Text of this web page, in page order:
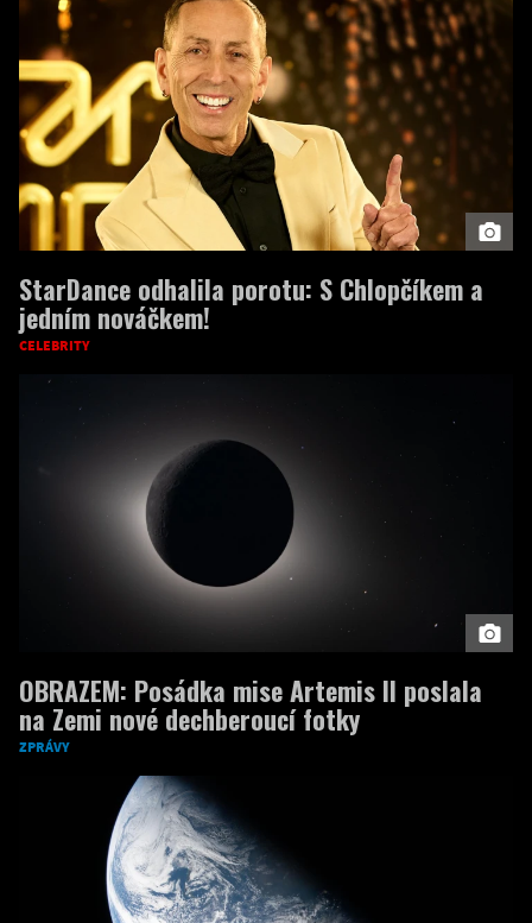
StarDance odhalila porotu: S Chlopčíkem a
jedním nováčkem!
CELEBRITY
OBRAZEM: Posádka mise Artemis II poslala
na Zemi nové dechberoucí fotky
ZPRÁVY